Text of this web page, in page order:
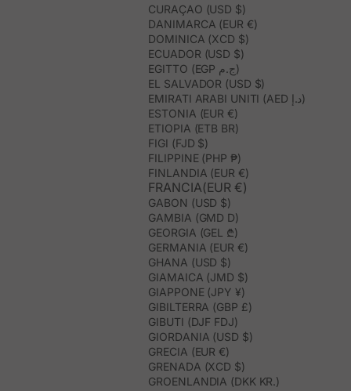
CURAÇAO (USD $)
DANIMARCA (EUR €)
DOMINICA (XCD $)
ECUADOR (USD $)
EGITTO (EGP ج.م)
EL SALVADOR (USD $)
EMIRATI ARABI UNITI (AED د.إ)
ESTONIA (EUR €)
ETIOPIA (ETB BR)
FIGI (FJD $)
FILIPPINE (PHP ₱)
FINLANDIA (EUR €)
FRANCIA(EUR €)
GABON (USD $)
GAMBIA (GMD D)
GEORGIA (GEL ₾)
GERMANIA (EUR €)
GHANA (USD $)
GIAMAICA (JMD $)
GIAPPONE (JPY ¥)
GIBILTERRA (GBP £)
GIBUTI (DJF FDJ)
GIORDANIA (USD $)
GRECIA (EUR €)
GRENADA (XCD $)
GROENLANDIA (DKK KR.)